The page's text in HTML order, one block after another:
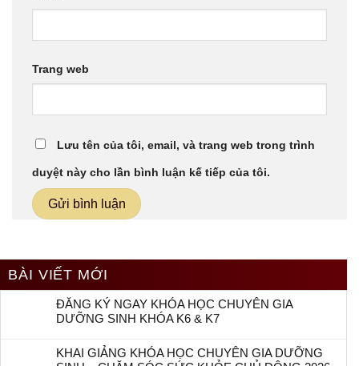
Trang web
Lưu tên của tôi, email, và trang web trong trình
duyệt này cho lần bình luận kế tiếp của tôi.
BÀI VIẾT MỚI
ĐĂNG KÝ NGAY KHÓA HỌC CHUYÊN GIA
DƯỠNG SINH KHÓA K6 & K7
KHAI GIẢNG KHÓA HỌC CHUYÊN GIA DƯỠNG